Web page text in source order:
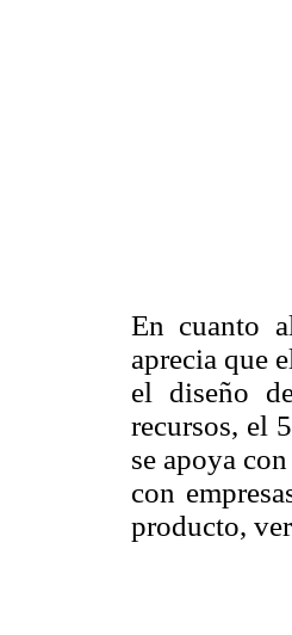
En cuanto
aprecia que
el diseño
recursos, el
se apoya
con
producto, ver